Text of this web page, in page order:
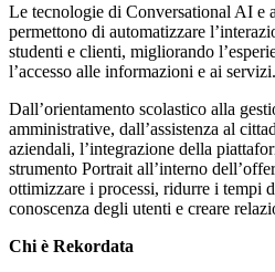
Le tecnologie di Conversational AI e
permettono di automatizzare
studenti e clienti, migliorando
l’accesso alle informazioni e ai servizi.
Dall’orientamento scolastico alla
amministrative, dall’assistenza al
aziendali, l’integrazione della
strumento Portrait all’interno
ottimizzare i processi, ridurre i tempi
conoscenza degli utenti e creare
Chi è Rekordata